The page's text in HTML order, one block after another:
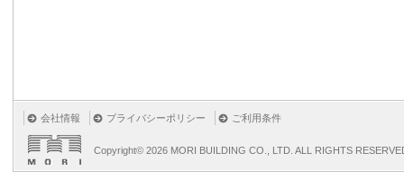
会社情報 プライバシーポリシー ご利用条件
Copyright© 2026 MORI BUILDING CO., LTD. ALL RIGHTS